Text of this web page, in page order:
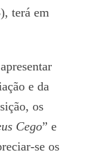
terá em
e da
os
Cego” e
se os